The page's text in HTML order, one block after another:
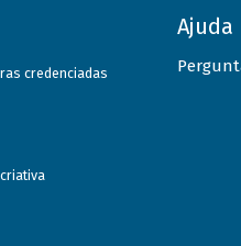
credenciadas
Ajuda